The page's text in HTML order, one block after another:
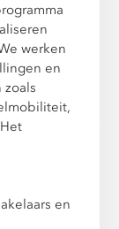
werken
en
en